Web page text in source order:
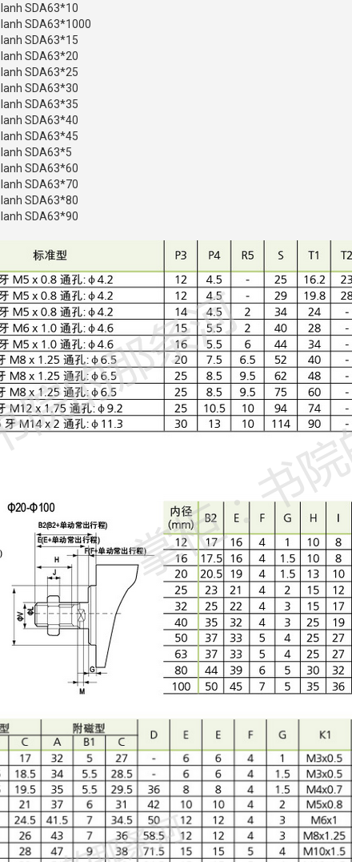
SDA63*10
SDA63*1000
SDA63*15
SDA63*20
SDA63*25
SDA63*30
SDA63*35
SDA63*40
SDA63*45
SDA63*5
SDA63*60
SDA63*70
SDA63*80
SDA63*90